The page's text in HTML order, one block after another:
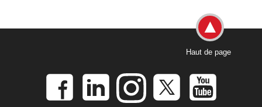
Haut de page